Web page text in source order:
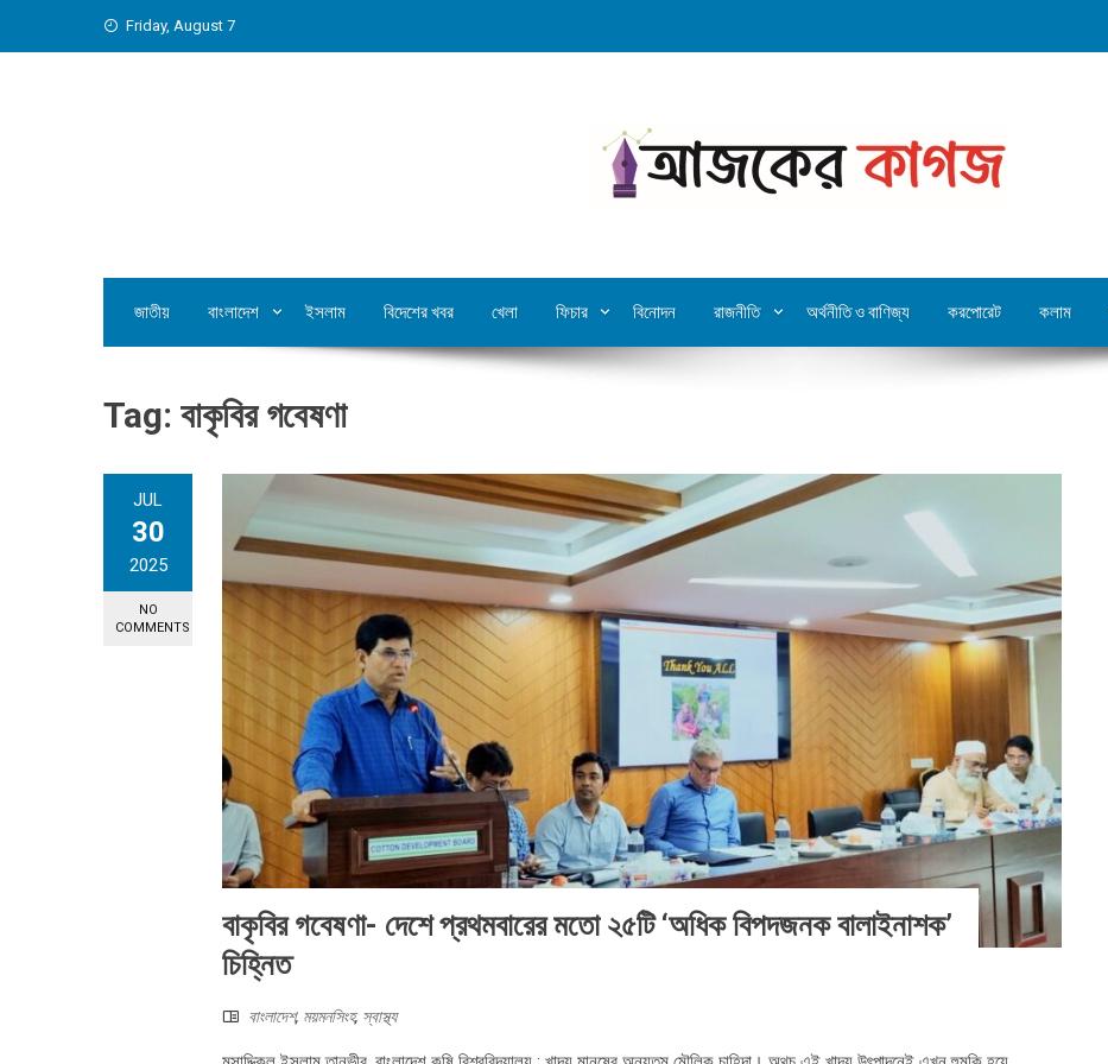
Friday, August 7
জাতীয় বাংলাদেশ ইসলাম বিদেশের খবর খেলা ফিচার বিনোদন রাজনীতি অর্থনীতি ও বাণিজ্য করপোরেট কলাম
Tag: বাকৃবির গবেষণা
JUL
30
2025
NO
COMMENTS
বাকৃবির গবেষণা- দেশে প্রথমবারের মতো ২৫টি ‘অধিক বিপদজনক বালাইনাশক’
চিহ্নিত
বাংলাদেশ, ময়মনসিংহ, স্বাস্থ্য